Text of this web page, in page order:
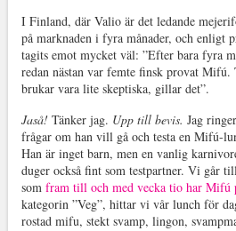
I Finland, där Valio är det ledande
på marknaden i fyra månader, och enligt
tagits emot mycket väl: ”Efter bara fyra
redan nästan var femte finsk provat
brukar vara lite skeptiska, gillar det”.
Jaså!Tänker jag. Upp till bevis. Jag
frågar om han vill gå och testa en Mifú-
Han är inget barn, men en vanlig
duger också fint som testpartner. Vi går
som fram till och med vecka tio har Mifú
kategorin ”Veg”, hittar vi vår lunch för
rostad mifu, stekt svamp, lingon,